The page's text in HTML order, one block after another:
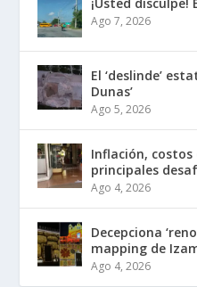
Ago 7, 2026
El ‘deslinde’
Dunas’
Ago 5, 2026
Inflación,
principales
Ago 4, 2026
Decepciona
mapping de
Ago 4, 2026